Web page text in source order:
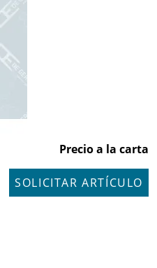
Precio a la carta
SOLICITAR ARTÍCULO